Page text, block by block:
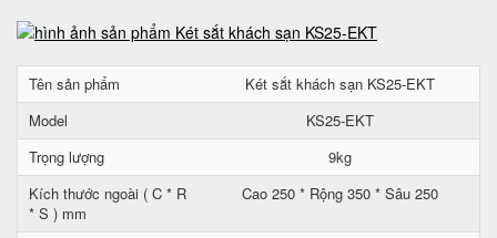
Tên sản phẩm
Két sắt khách sạn KS25-EKT
Model
KS25-EKT
Trọng lượng
9kg
Kích thước ngoài ( C * R
* S ) mm
Cao 250 * Rộng 350 * Sâu 250